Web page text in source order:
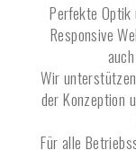
Perfekte
Responsive
Wir
der Konzeption
Für alle